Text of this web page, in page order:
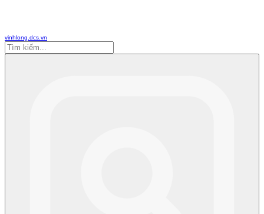
vinhlong.dcs.vn